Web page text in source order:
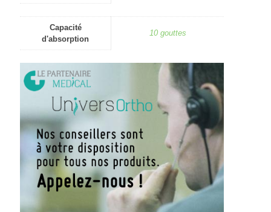
Capacité
d'absorption
10 gouttes